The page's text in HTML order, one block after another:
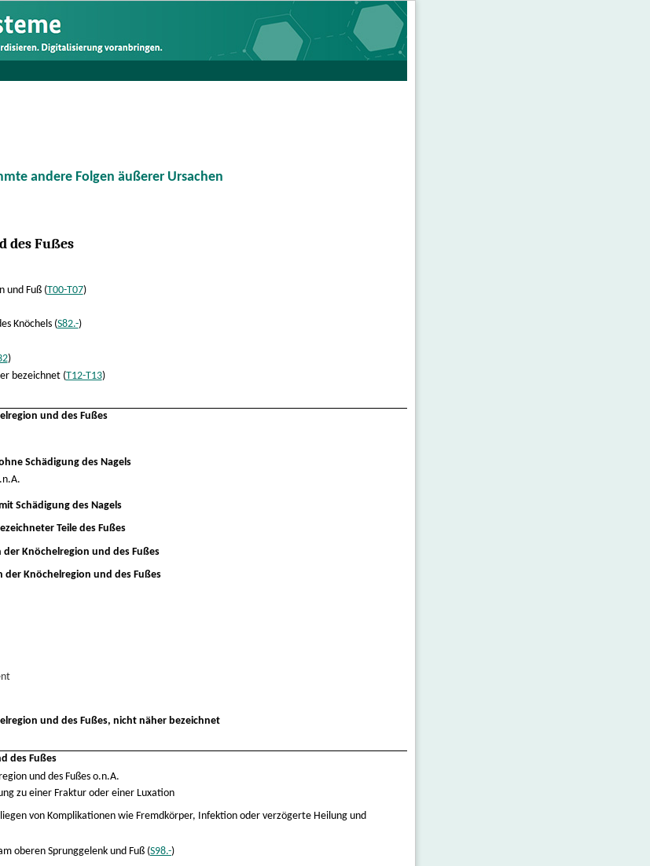
andere Folgen äußerer Ursachen
des Fußes
und Fuß (T00-T07)
Knöchels (S82.-)
)
bezeichnet (T12-T13)
und des Fußes
Schädigung des Nagels
Schädigung des Nagels
Teile des Fußes
Knöchelregion und des Fußes
Knöchelregion und des Fußes
und des Fußes, nicht näher bezeichnet
des Fußes
und des Fußes o.n.A.
zu einer Fraktur oder einer Luxation
von Komplikationen wie Fremdkörper, Infektion oder verzögerte Heilung und
oberen Sprunggelenk und Fuß (S98.-)